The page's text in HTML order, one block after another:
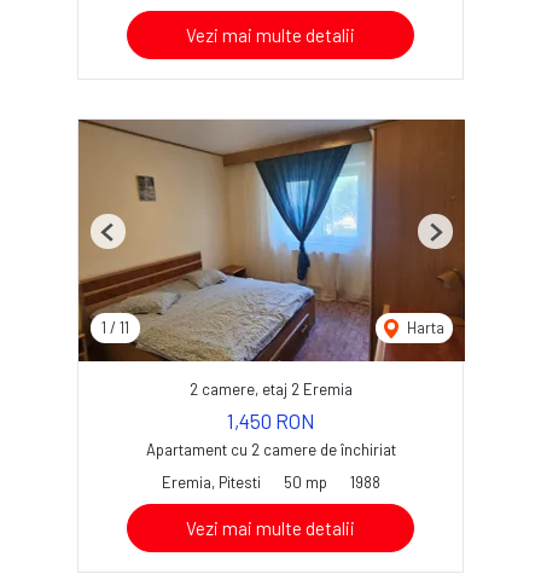
Vezi mai multe detalii
1 / 11 Harta
Previous Next
2 camere, etaj 2 Eremia
1,450 RON
Apartament cu 2 camere de închiriat
Eremia, Pitesti
50 mp 1988
Vezi mai multe detalii